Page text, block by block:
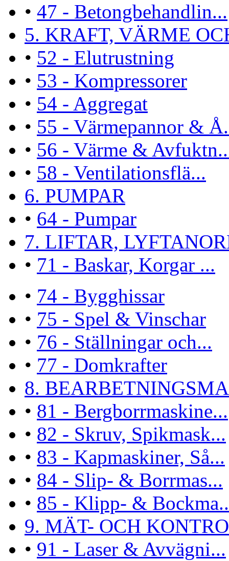
• 47 - Betongbehandlin...
5. KRAFT, VÄRME
• 52 - Elutrustning
• 53 - Kompressorer
• 54 - Aggregat
• 55 - Värmepannor &
• 56 - Värme &
• 58 - Ventilationsflä...
6. PUMPAR
• 64 - Pumpar
7. LIFTAR,
• 71 - Baskar, Korgar ...
• 74 - Bygghissar
• 75 - Spel & Vinschar
• 76 - Ställningar och...
• 77 - Domkrafter
8.
• 81 - Bergborrmaskine...
• 82 - Skruv, Spikmask...
• 83 - Kapmaskiner, Så...
• 84 - Slip- & Borrmas...
• 85 - Klipp- &
9. MÄT- OCH
• 91 - Laser & Avvägni...